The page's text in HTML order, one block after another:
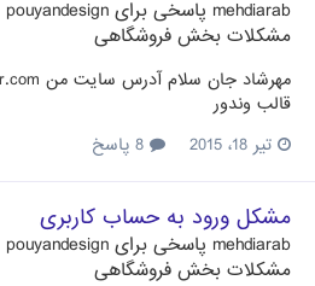
mehdiarab پاسخی برای pouyandesign
مشکلات بخش فروشگاهی
قالب وندور
تیر 18، 2015
مشکل ورود به حساب کاربری
mehdiarab پاسخی برای pouyandesign
مشکلات بخش فروشگاهی